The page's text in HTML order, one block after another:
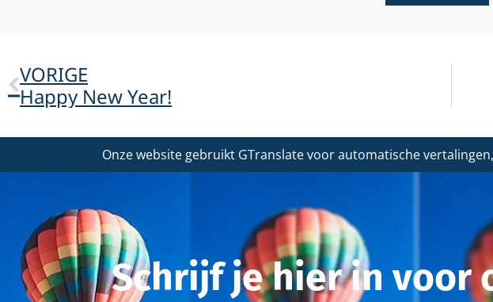
VORIGE
Happy New Year!
Onze website gebruikt GTranslate voor automatische
Schrijf je hier in voor